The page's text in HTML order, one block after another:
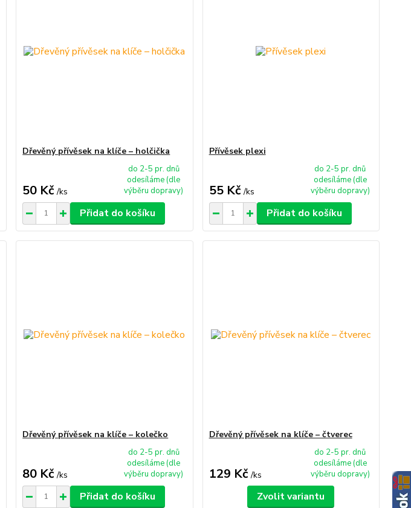
Dřevěný přívěsek na klíče – holčička
50 Kč /ks
do 2-5 pr. dnů
odesíláme (dle
výběru dopravy)
Přidat do košíku
Přívěsek plexi
55 Kč /ks
do 2-5 pr. dnů
odesíláme (dle
výběru dopravy)
Přidat do košíku
Dřevěný přívěsek na klíče – kolečko
80 Kč /ks
do 2-5 pr. dnů
odesíláme (dle
výběru dopravy)
Přidat do košíku
Dřevěný přívěsek na klíče – čtverec
129 Kč /ks
do 2-5 pr. dnů
odesíláme (dle
výběru dopravy)
Zvolit variantu